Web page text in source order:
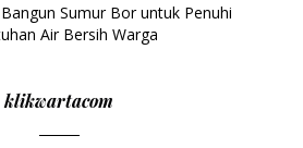
Sumur Bor untuk Penuhi
Air Bersih Warga
klikwartacom